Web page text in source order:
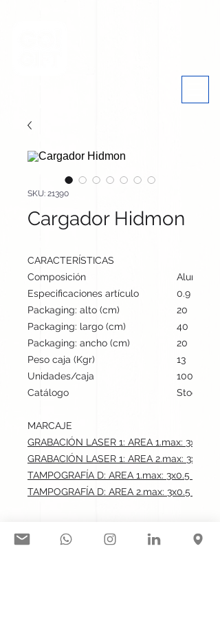
SKU: 21390
Cargador Hidmon
CARACTERÍSTICAS
Composición
Aluminio
Especificaciones artículo
0.9 cm /
Packaging: alto (cm)
20
Packaging: largo (cm)
40
Packaging: ancho (cm)
20
Peso caja (Kgr)
13
Unidades/caja
100
Catálogo
Stock
MARCAJE
GRABACIÓN LASER 1: AREA 1.max: 3x0.5 cm
GRABACIÓN LASER 1: AREA 2.max: 3x0.5
TAMPOGRAFÍA D: AREA 1.max: 3x0.5 cm
TAMPOGRAFÍA D: AREA 2.max: 3x0.5 cm